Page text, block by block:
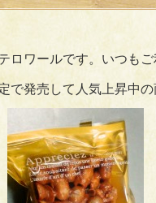
ロワールです。いつもご
で発売して人気上昇中の